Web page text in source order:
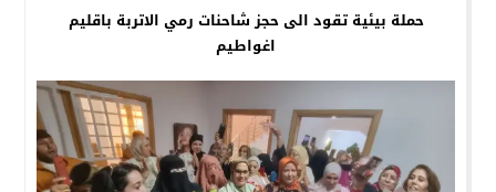
حملة بيئية تقود الى حجز شاحنات رمي الاتربة باقليم
اغواطيم